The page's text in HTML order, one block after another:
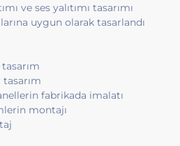
ve ses yalıtımı tasarımı
uygun olarak tasarlandı
tasarım
fabrikada imalatı
montajı